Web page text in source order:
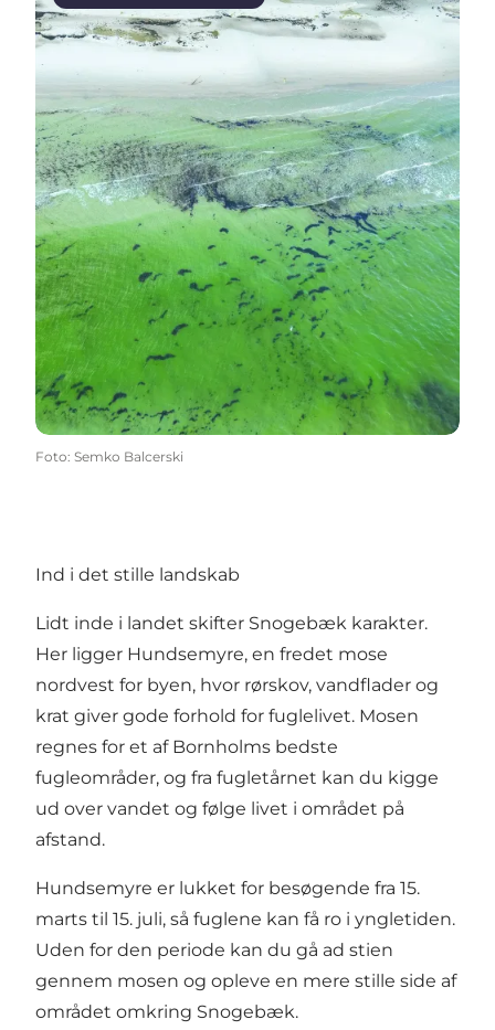
Foto: Semko Balcerski
Ind i det stille landskab
Lidt inde i landet skifter Snogebæk karakter.
Her ligger Hundsemyre, en fredet mose
nordvest for byen, hvor rørskov, vandflader og
krat giver gode forhold for fuglelivet. Mosen
regnes for et af Bornholms bedste
fugleområder, og fra fugletårnet kan du kigge
ud over vandet og følge livet i området på
afstand.
Hundsemyre er lukket for besøgende fra 15.
marts til 15. juli, så fuglene kan få ro i yngletiden.
Uden for den periode kan du gå ad stien
gennem mosen og opleve en mere stille side af
området omkring Snogebæk.